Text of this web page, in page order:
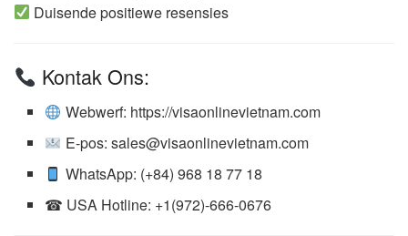
Duisende positiewe resensies
Kontak Ons:
Webwerf: https://visaonlinevietnam.com
E-pos: sales@visaonlinevietnam.com
WhatsApp: (+84) 968 18 77 18
☎ USA Hotline: +1(972)-666-0676